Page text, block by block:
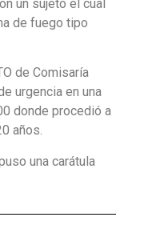
un sujeto el cual
de fuego tipo
de Comisaría
urgencia en una
donde procedió a
años.
una carátula